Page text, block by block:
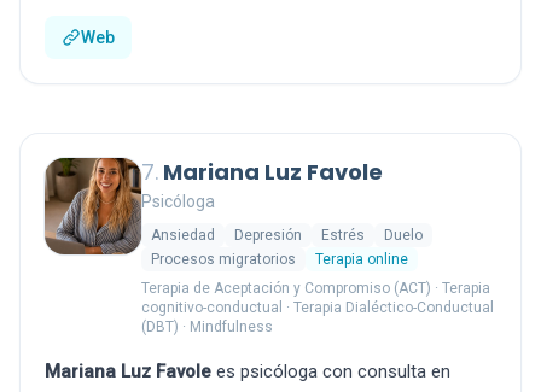
Web
7. Mariana Luz Favole
Psicóloga
Ansiedad Depresión Estrés
Duelo
Procesos migratorios
Terapia online
Terapia de Aceptación y Compromiso (ACT) · Terapia
cognitivo-conductual · Terapia Dialéctico-Conductual
(DBT) · Mindfulness
Mariana Luz Favole es psicóloga con consulta en